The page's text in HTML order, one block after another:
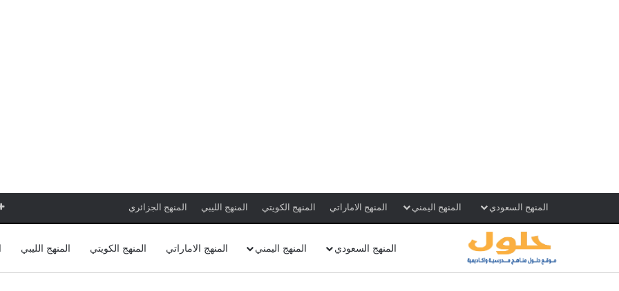
المنهج السعودي المنهج اليمني المنهج الاماراتي المنهج الكويتي المنهج الليبي المنهج الجزائري
المنهج السعودي المنهج اليمني المنهج الاماراتي المنهج الكويتي المنهج الليبي